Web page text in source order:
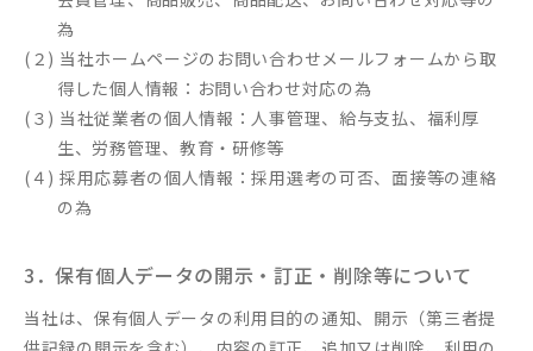
為
(２) 当社ホームページのお問い合わせメールフォームから取
得した個人情報：お問い合わせ対応の為
(３) 当社従業者の個人情報：人事管理、給与支払、福利厚
生、労務管理、教育・研修等
(４) 採用応募者の個人情報：採用選考の可否、面接等の連絡
の為
3．保有個人データの開示・訂正・削除等について
当社は、保有個人データの利用目的の通知、開示（第三者提